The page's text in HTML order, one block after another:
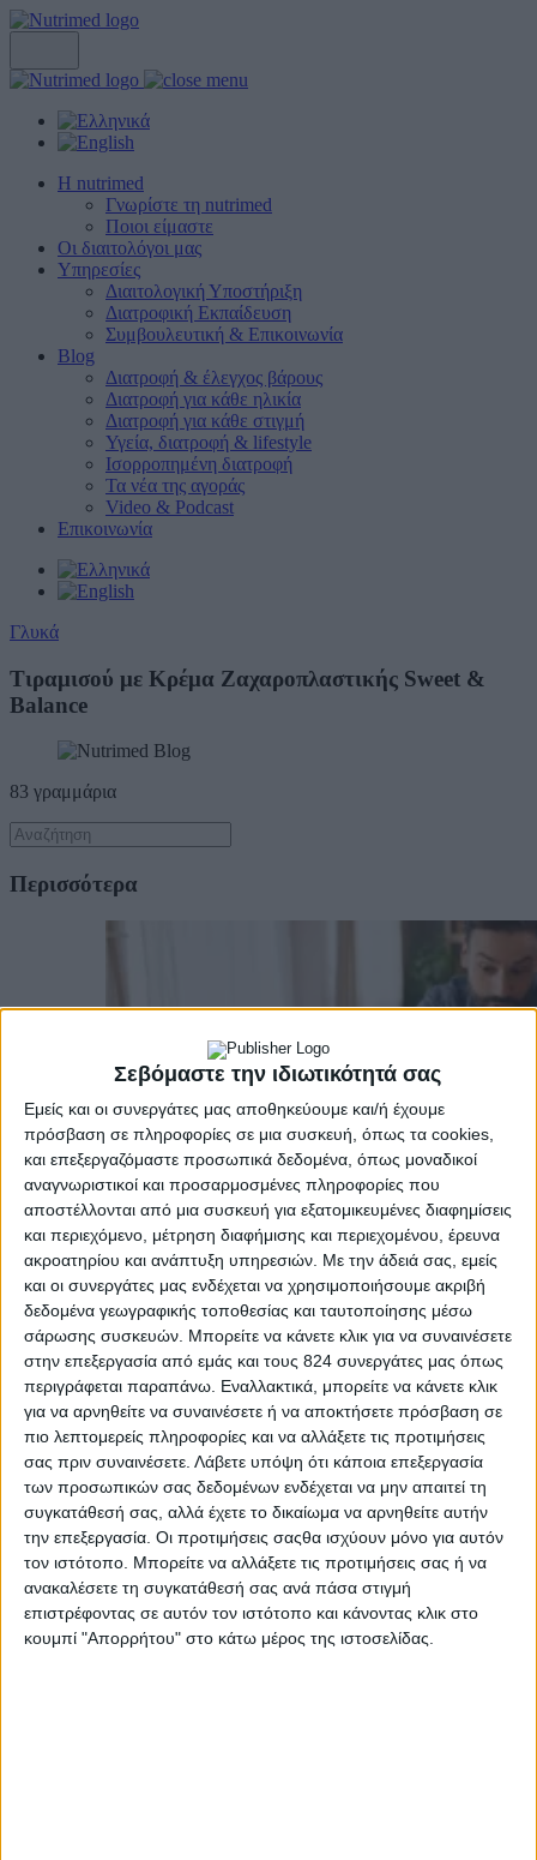
Σεβόμαστε την ιδιωτικότητά σας
Εμείς και οι συνεργάτες μας αποθηκεύουμε και/ή έχουμε
πρόσβαση σε πληροφορίες σε μια συσκευή, όπως τα cookies,
και επεξεργαζόμαστε προσωπικά δεδομένα, όπως μοναδικοί
αναγνωριστικοί και προσαρμοσμένες πληροφορίες που
αποστέλλονται από μια συσκευή για εξατομικευμένες διαφημίσεις
και περιεχόμενο, μέτρηση διαφήμισης και περιεχομένου, έρευνα
ακροατηρίου και ανάπτυξη υπηρεσιών. Με την άδειά σας, εμείς
και οι συνεργάτες μας ενδέχεται να χρησιμοποιήσουμε ακριβή
δεδομένα γεωγραφικής τοποθεσίας και ταυτοποίησης μέσω
σάρωσης συσκευών. Μπορείτε να κάνετε κλικ για να συναινέσετε
στην επεξεργασία από εμάς και τους 824 συνεργάτες μας όπως
περιγράφεται παραπάνω. Εναλλακτικά, μπορείτε να κάνετε κλικ
για να αρνηθείτε να συναινέσετε ή να αποκτήσετε πρόσβαση σε
πιο λεπτομερείς πληροφορίες και να αλλάξετε τις προτιμήσεις
σας πριν συναινέσετε. Λάβετε υπόψη ότι κάποια επεξεργασία
των προσωπικών σας δεδομένων ενδέχεται να μην απαιτεί τη
συγκατάθεσή σας, αλλά έχετε το δικαίωμα να αρνηθείτε αυτήν
την επεξεργασία. Οι προτιμήσεις σαςθα ισχύουν μόνο για αυτόν
τον ιστότοπο. Μπορείτε να αλλάξετε τις προτιμήσεις σας ή να
ανακαλέσετε τη συγκατάθεσή σας ανά πάσα στιγμή
επιστρέφοντας σε αυτόν τον ιστότοπο και κάνοντας κλικ στο
κουμπί "Απορρήτου" στο κάτω μέρος της ιστοσελίδας.
Η nutrimed
Γνωρίστε τη nutrimed
Ποιοι είμαστε
Οι διαιτολόγοι μας
Υπηρεσίες
Διαιτολογική Υποστήριξη
Διατροφική Εκπαίδευση
Συμβουλευτική & Επικοινωνία
Blog
Διατροφή & έλεγχος βάρους
Διατροφή για κάθε ηλικία
Διατροφή για κάθε στιγμή
Υγεία, διατροφή & lifestyle
Ισορροπημένη διατροφή
Τα νέα της αγοράς
Video & Podcast
Επικοινωνία
Γλυκά
Τιραμισού με Κρέμα Ζαχαροπλαστικής Sweet &
Balance
83 γραμμάρια
Περισσότερα
Υγεία, διατροφή & lifestyle
Διατροφή 2.0: τα τρόφιμα του μέλλοντος
18 Μάι